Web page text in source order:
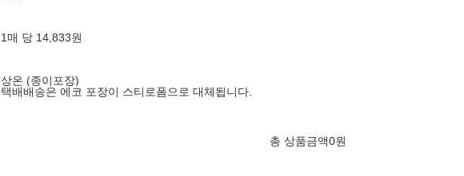
1매 당 14,833원
상온 (종이포장)
택배배송은 에코 포장이 스티로폼으로 대체됩니다.
총 상품금액0원